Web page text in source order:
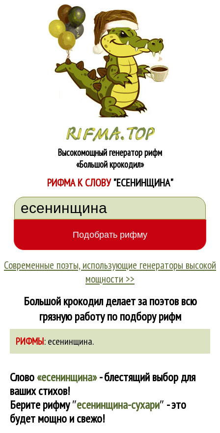
Высокомощный генератор рифм
«Большой крокодил»
РИФМА К СЛОВУ"ЕСЕНИНЩИНА"
Современные поэты, использующие генераторы высокой
мощности >>
Большой крокодил делает за поэтов всю
грязную работу по подбору рифм
РИФМЫ:есенинщина.
Слово«есенинщина»- блестящий выбор для
ваших стихов!
Берите рифму″есенинщина-сухари″ - это
будет мощно и свежо!